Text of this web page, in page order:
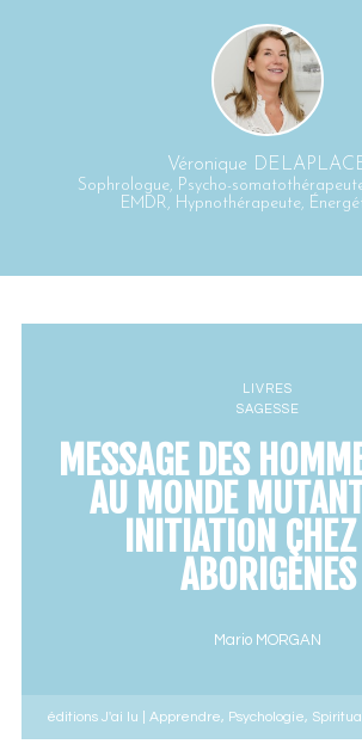
Véronique
Sophrologue, Psycho-
EMDR, Hypnothérapeute,
LIVRES
SAGESSE
MESSAGE DES
AU MONDE
INITIATION
ABORIGÈNES
Mario MORGAN
éditions J'ai lu | Apprendre, Psychologie,